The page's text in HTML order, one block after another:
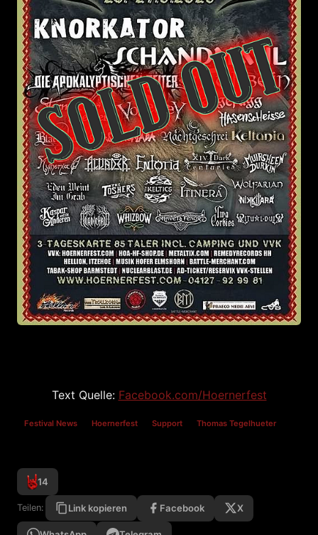
Text Quelle: Facebook.com/Hoernerfest
Festival News Hoernerfest Support Thomas Tegelhueter
14
Teilen: Link kopieren Facebook X